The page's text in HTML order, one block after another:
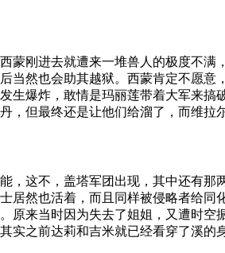
蒙刚进去就遭来一堆兽人的极度不
当然也会助其越狱。西蒙肯定不愿
生爆炸，敢情是玛丽莲带着大军来
，但最终还是让他们给溜了，而维拉
，这不，盖塔军团出现，其中还有那
居然也活着，而且同样被侵略者给
原来当时因为失去了姐姐，又遭时
实之前达莉和吉米就已经看穿了溪的